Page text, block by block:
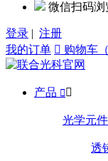
微信扫码浏
登录 | 注册
我的订单  购物车（
产品  
光学元件
透